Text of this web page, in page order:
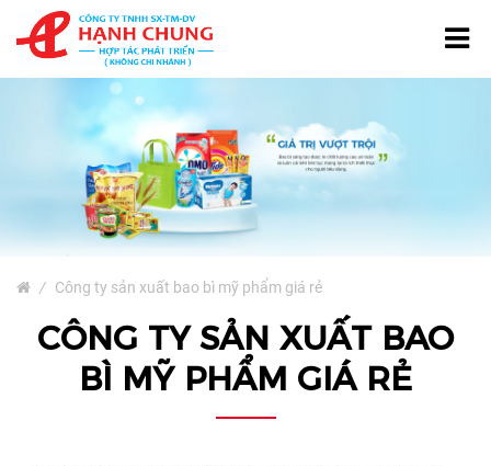
/ Công ty sản xuất bao bì mỹ phẩm giá rẻ
CÔNG TY SẢN XUẤT BAO
BÌ MỸ PHẨM GIÁ RẺ
TRANG CHỦ
GIỚI THIỆU
TÚI NƯỚC GIẶT
SẢN PHẨM
Trừ Sâu
Bao Bì Cà Phê Và Trà